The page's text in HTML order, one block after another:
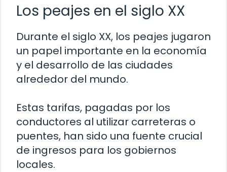
Los peajes en el siglo XX
Durante el siglo XX, los peajes jugaron
un papel importante en la economía
y el desarrollo de las ciudades
alrededor del mundo.
Estas tarifas, pagadas por los
conductores al utilizar carreteras o
puentes, han sido una fuente crucial
de ingresos para los gobiernos
locales.